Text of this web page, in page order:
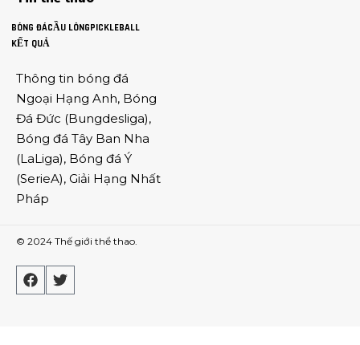
BÓNG ĐÁCẦU LÔNGPICKLEBALL
KẾT QUẢ
Thông tin bóng đá
Ngoại Hạng Anh, Bóng
Đá Đức (Bungdesliga),
Bóng đá Tây Ban Nha
(LaLiga), Bóng đá Ý
(SerieA), Giải Hạng Nhất
Pháp
© 2024 Thế giới thể thao.